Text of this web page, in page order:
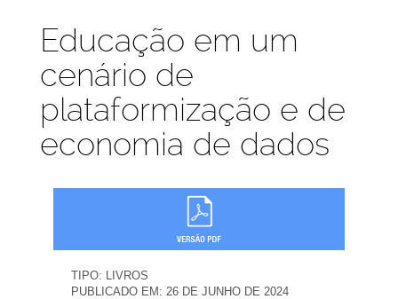
Publicações
Educação em um
cenário de
plataformização e de
economia de dados
TIPO: LIVROS
PUBLICADO EM: 26 DE JUNHO DE 2024